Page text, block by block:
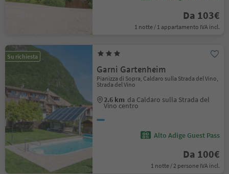
Da 103€
1 notte / 1 appartamento IVA incl.
Su richiesta
Garni Gartenheim
Pianizza di Sopra, Caldaro sulla Strada del Vino,
Strada del Vino
2.6 km da Caldaro sulla Strada del
Vino centro
Alto Adige Guest Pass
Da 100€
1 notte / 2 persone IVA incl.